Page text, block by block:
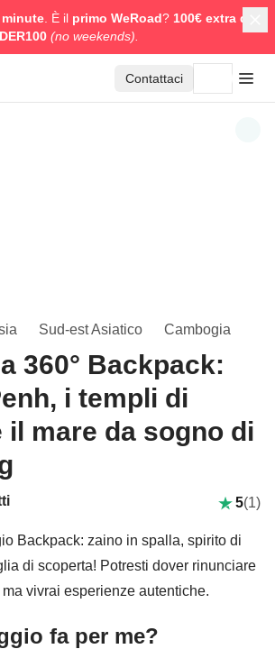
. È il primo WeRoad? 100€ extra di
(no weekends).
Contattaci
Sud-est Asiatico Cambogia
360° Backpack:
i templi di
il mare da sogno di
5(1)
Backpack: zaino in spalla, spirito di
di scoperta! Potresti dover rinunciare
vivrai esperienze autentiche.
fa per me?